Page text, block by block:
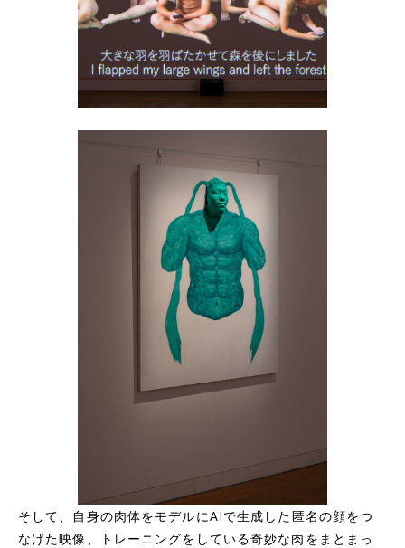
そして、自身の肉体をモデルにAIで生成した匿名の顔をつ
なげた映像、トレーニングをしている奇妙な肉をまとまっ